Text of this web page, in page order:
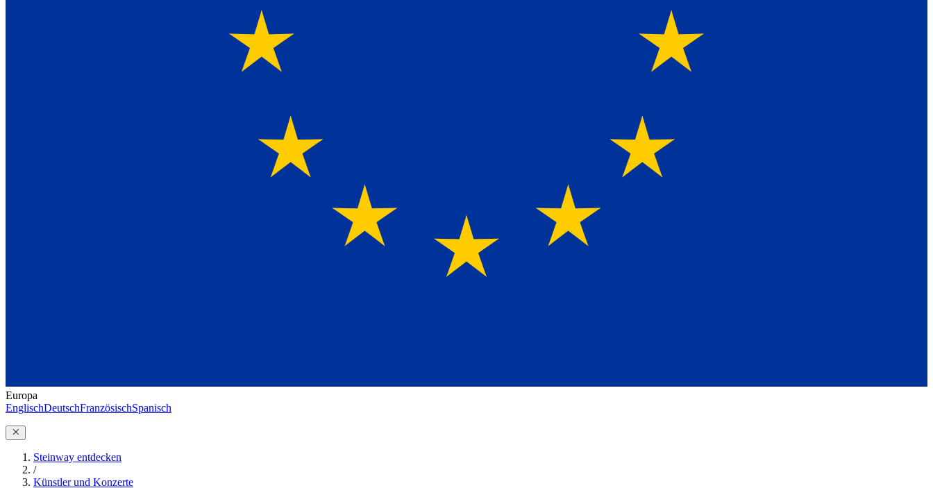
Europa
EnglischDeutschFranzösischSpanisch
Steinway entdecken
/
Künstler und Konzerte